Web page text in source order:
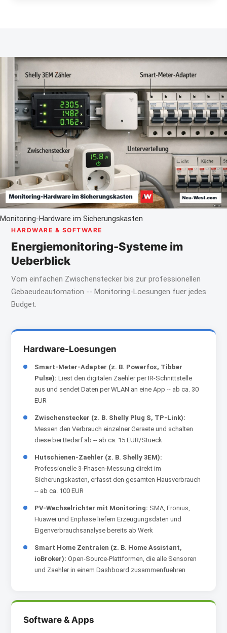
Monitoring-Hardware im Sicherungskasten
HARDWARE & SOFTWARE
Energiemonitoring-Systeme im
Ueberblick
Vom einfachen Zwischenstecker bis zur professionellen
Gebaeudeautomation -- Monitoring-Loesungen fuer jedes
Budget.
Hardware-Loesungen
Smart-Meter-Adapter (z. B. Powerfox, Tibber
Pulse): Liest den digitalen Zaehler per IR-Schnittstelle
aus und sendet Daten per WLAN an eine App -- ab ca. 30
EUR
Zwischenstecker (z. B. Shelly Plug S, TP-Link):
Messen den Verbrauch einzelner Geraete und schalten
diese bei Bedarf ab -- ab ca. 15 EUR/Stueck
Hutschienen-Zaehler (z. B. Shelly 3EM):
Professionelle 3-Phasen-Messung direkt im
Sicherungskasten, erfasst den gesamten Hausverbrauch
-- ab ca. 100 EUR
PV-Wechselrichter mit Monitoring: SMA, Fronius,
Huawei und Enphase liefern Erzeugungsdaten und
Eigenverbrauchsanalyse bereits ab Werk
Smart Home Zentralen (z. B. Home Assistant,
ioBroker): Open-Source-Plattformen, die alle Sensoren
und Zaehler in einem Dashboard zusammenfuehren
Software & Apps